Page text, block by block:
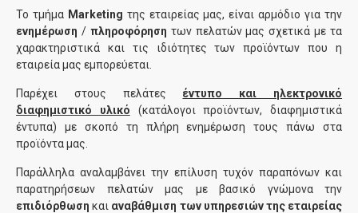
Το τμήμα Marketing της εταιρείας μας, είναι αρμόδιο για την
ενημέρωση / πληροφόρηση των πελατών μας σχετικά με τα
χαρακτηριστικά και τις ιδιότητες των προϊόντων που η
εταιρεία μας εμπορεύεται.
Παρέχει στους πελάτες έντυπο και ηλεκτρονικό
διαφημιστικό υλικό (κατάλογοι προϊόντων, διαφημιστικά
έντυπα) με σκοπό τη πλήρη ενημέρωση τους πάνω στα
προϊόντα μας.
Παράλληλα αναλαμβάνει την επίλυση τυχόν παραπόνων και
παρατηρήσεων πελατών μας με βασικό γνώμονα την
επιδιόρθωση και αναβάθμιση των υπηρεσιών της εταιρείας